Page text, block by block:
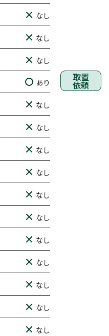
なし
なし
なし
あり 取置
依頼
なし
なし
なし
なし
なし
なし
なし
なし
なし
なし
なし